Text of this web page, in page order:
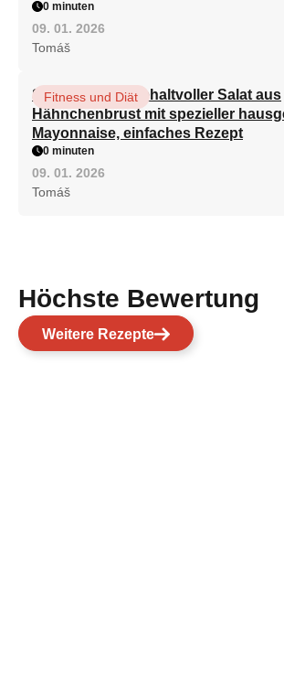
0 minuten
09. 01. 2026
Tomáš
Schneller und gehaltvoller Salat aus
Hähnchenbrust mit spezieller
Mayonnaise, einfaches Rezept
Fitness und Diät
0 minuten
09. 01. 2026
Tomáš
Höchste Bewertung
Weitere Rezepte